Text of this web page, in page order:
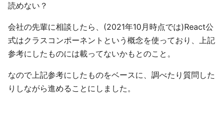
読めない？
会社の先輩に相談したら、(2021年10月時点では)React公
式はクラスコンポーネントという概念を使っており、上記
参考にしたものには載ってないかもとのこと。
なので上記参考にしたものをベースに、調べたり質問した
りしながら進めることにしました。